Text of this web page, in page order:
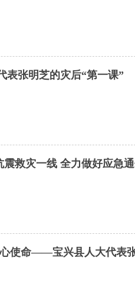
表张明芝的灾后“第一课”
救灾一线 全力做好应急
使命——宝兴县人大代表